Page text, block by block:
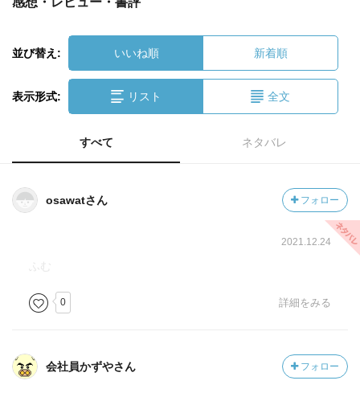
並び替え: いいね順 新着順
表示形式: リスト 全文
すべて ネタバレ
osawatさん フォロー
2021.12.24
0 詳細をみる
会社員かずやさん フォロー